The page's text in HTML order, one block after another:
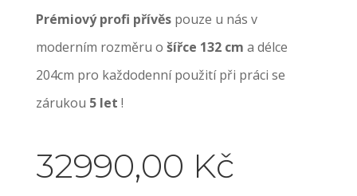
Prémiový profi přívěspouze u nás v
moderním rozměru o šířce 132 cm a délce
204cm pro každodenní použití při práci se
zárukou 5 let !
32990,00 Kč